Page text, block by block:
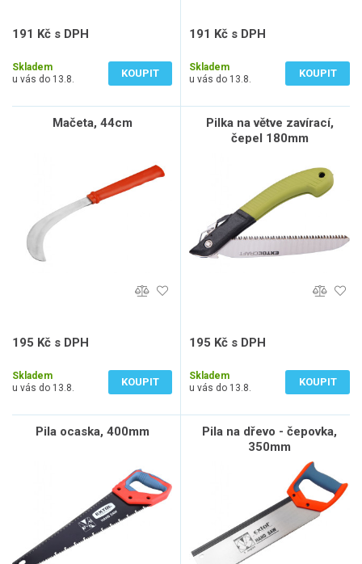
191 Kč s DPH
Skladem
u vás do 13.8.
KOUPIT
191 Kč s DPH
Skladem
u vás do 13.8.
KOUPIT
Mačeta, 44cm
195 Kč s DPH
Skladem
u vás do 13.8.
KOUPIT
Pilka na větve zavírací,
čepel 180mm
195 Kč s DPH
Skladem
u vás do 13.8.
KOUPIT
Pila ocaska, 400mm
Pila na dřevo - čepovka,
350mm